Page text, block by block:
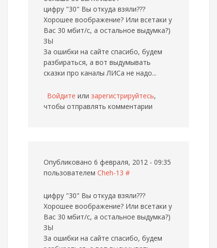
цифру "30" Вы откуда взяли???
Хорошее воображение? Или всетаки у
Вас 30 мбит/с, а остальное выдумка?)
ЗЫ
За ошибки на сайте спасибо, будем
разбираться, а вот выдумывать
сказки про каналы ЛИСа не надо...
Войдите или зарегистрируйтесь,
чтобы отправлять комментарии
Опубликовано 6 февраля, 2012 - 09:35
пользователем Cheh-13 #
цифру "30" Вы откуда взяли???
Хорошее воображение? Или всетаки у
Вас 30 мбит/с, а остальное выдумка?)
ЗЫ
За ошибки на сайте спасибо, будем